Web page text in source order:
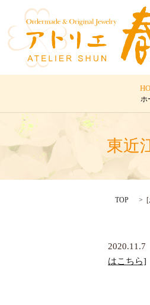
ホ
東近
TOP [
2020.11.7
はこちら]